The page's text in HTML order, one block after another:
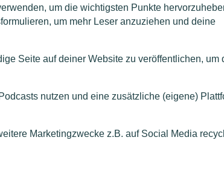
um die wichtigsten Punkte
um mehr Leser anzuziehen und deine
Seite auf deiner Website zu veröffentlichen, um
nutzen und eine zusätzliche (eigene)
Marketingzwecke z.B. auf Social Media